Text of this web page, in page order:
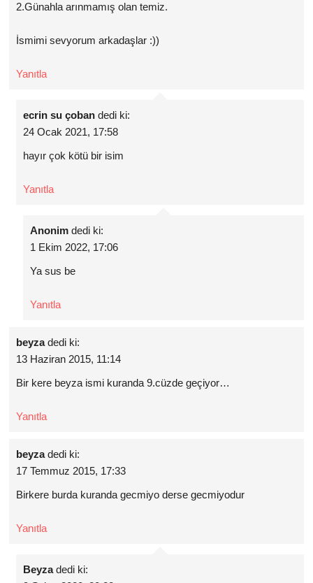
2.Günahla arınmamış olan temiz.
İsmimi sevyorum arkadaşlar :))
Yanıtla
ecrin su çoban dedi ki:
24 Ocak 2021, 17:58
hayır çok kötü bir isim
Yanıtla
Anonim dedi ki:
1 Ekim 2022, 17:06
Ya sus be
Yanıtla
beyza dedi ki:
13 Haziran 2015, 11:14
Bir kere beyza ismi kuranda 9.cüzde geçiyor…
Yanıtla
beyza dedi ki:
17 Temmuz 2015, 17:33
Birkere burda kuranda gecmiyo derse gecmiyodur
Yanıtla
Beyza dedi ki: